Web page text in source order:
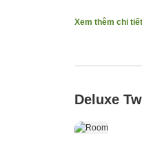
Xem thêm chi
Deluxe